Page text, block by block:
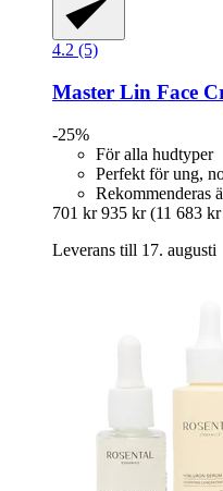
4.2 (5)
Master Lin Face
-25%
För alla hudtyper
Perfekt för ung,
Rekommenderas
701 kr 935 kr (11 683
Leverans till 17. augusti